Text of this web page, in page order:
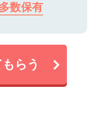
数保有
らう